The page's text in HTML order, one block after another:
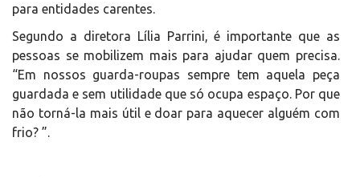
para entidades carentes.
Segundo a diretora Lília Parrini, é importante que as
pessoas se mobilizem mais para ajudar quem precisa.
“Em nossos guarda-roupas sempre tem aquela peça
guardada e sem utilidade que só ocupa espaço. Por que
não torná-la mais útil e doar para aquecer alguém com
frio? ”.